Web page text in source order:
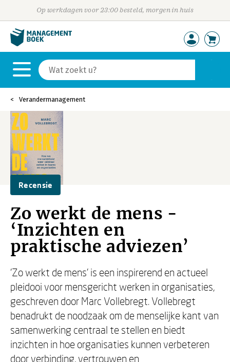
Op werkdagen voor 23:00 besteld, morgen in huis
Verandermanagement
Recensie
Zo werkt de mens -
‘Inzichten en
praktische adviezen’
‘Zo werkt de mens’ is een inspirerend en actueel
pleidooi voor mensgericht werken in organisaties,
geschreven door Marc Vollebregt. Vollebregt
benadrukt de noodzaak om de menselijke kant van
samenwerking centraal te stellen en biedt
inzichten in hoe organisaties kunnen verbeteren
door verbinding, vertrouwen en